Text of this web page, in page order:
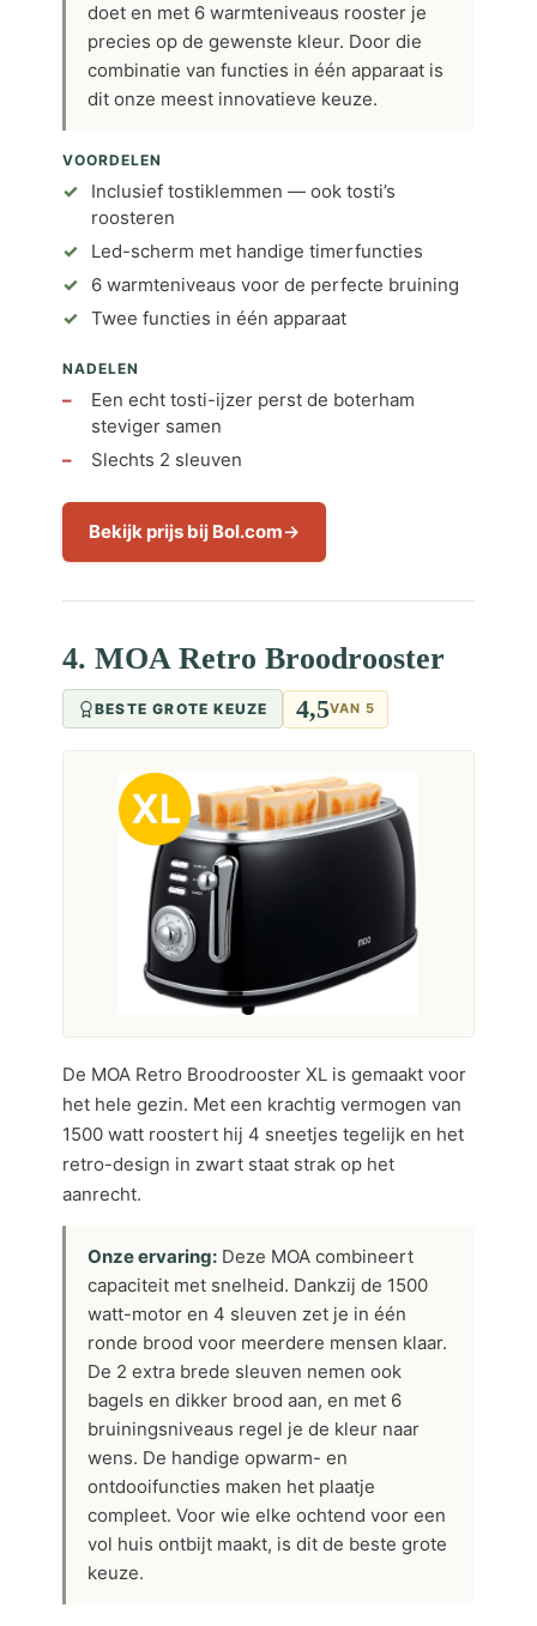
doet en met 6 warmteniveaus rooster je
precies op de gewenste kleur. Door die
combinatie van functies in één apparaat is
dit onze meest innovatieve keuze.
VOORDELEN
Inclusief tostiklemmen — ook tosti’s
roosteren
Led-scherm met handige timerfuncties
6 warmteniveaus voor de perfecte bruining
Twee functies in één apparaat
NADELEN
Een echt tosti-ijzer perst de boterham
steviger samen
Slechts 2 sleuven
Bekijk prijs bij Bol.com
4. MOA Retro Broodrooster
BESTE GROTE KEUZE 4,5VAN 5
De MOA Retro Broodrooster XL is gemaakt voor
het hele gezin. Met een krachtig vermogen van
1500 watt roostert hij 4 sneetjes tegelijk en het
retro-design in zwart staat strak op het
aanrecht.
Onze ervaring: Deze MOA combineert
capaciteit met snelheid. Dankzij de 1500
watt-motor en 4 sleuven zet je in één
ronde brood voor meerdere mensen klaar.
De 2 extra brede sleuven nemen ook
bagels en dikker brood aan, en met 6
bruiningsniveaus regel je de kleur naar
wens. De handige opwarm- en
ontdooifuncties maken het plaatje
compleet. Voor wie elke ochtend voor een
vol huis ontbijt maakt, is dit de beste grote
keuze.